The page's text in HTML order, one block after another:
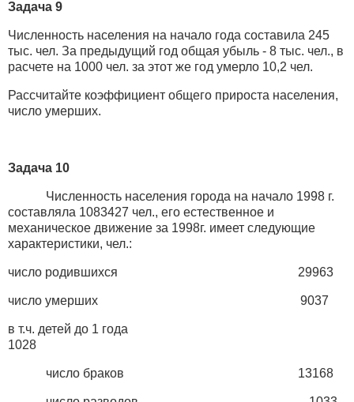
Задача 9
Численность населения на начало года составила 245
тыс. чел. За предыдущий год общая убыль - 8 тыс. чел., в
расчете на 1000 чел. за этот же год умерло 10,2 чел.
Рассчитайте коэффициент общего прироста населения,
число умерших.
Задача 10
Численность населения города на начало 1998 г.
составляла 1083427 чел., его естественное и
механическое движение за 1998г. имеет следующие
характеристики, чел.:
число родившихся 29963
число умерших 9037
в т.ч. детей до 1 года
1028
число браков 13168